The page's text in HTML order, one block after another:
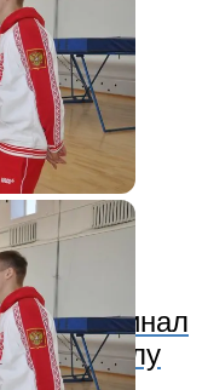
в финал
фристайлу